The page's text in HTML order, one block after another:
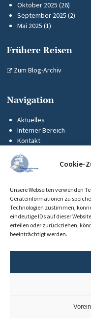
Cookie-
Unsere Webseiten verwenden
Geräteinformationen zu
Technologien zustimmen,
eindeutige IDs auf dieser
erteilen oder zurückziehen,
beeinträchtigt werden.
Oktober 2025 (26)
September 2025 (2)
Mai 2025 (1)
Frühere Reisen
Zum Blog-Archiv
Navigation
Aktuelles
Interner Bereich
Kontakt
Impressum
Datenschutz
Cookie-Richtlinie (EU)